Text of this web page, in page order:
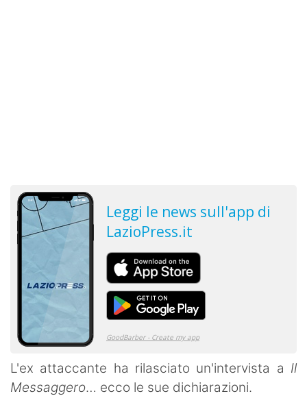
L'ex attaccante ha rilasciato un'intervista a Il
Messaggero… ecco le sue dichiarazioni.